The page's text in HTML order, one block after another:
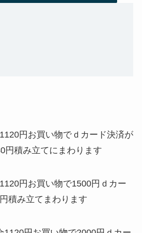
円お買い物でｄカード決済が
円積み立てにまわります
円お買い物で1500円 ｄカー
積み立てまわります